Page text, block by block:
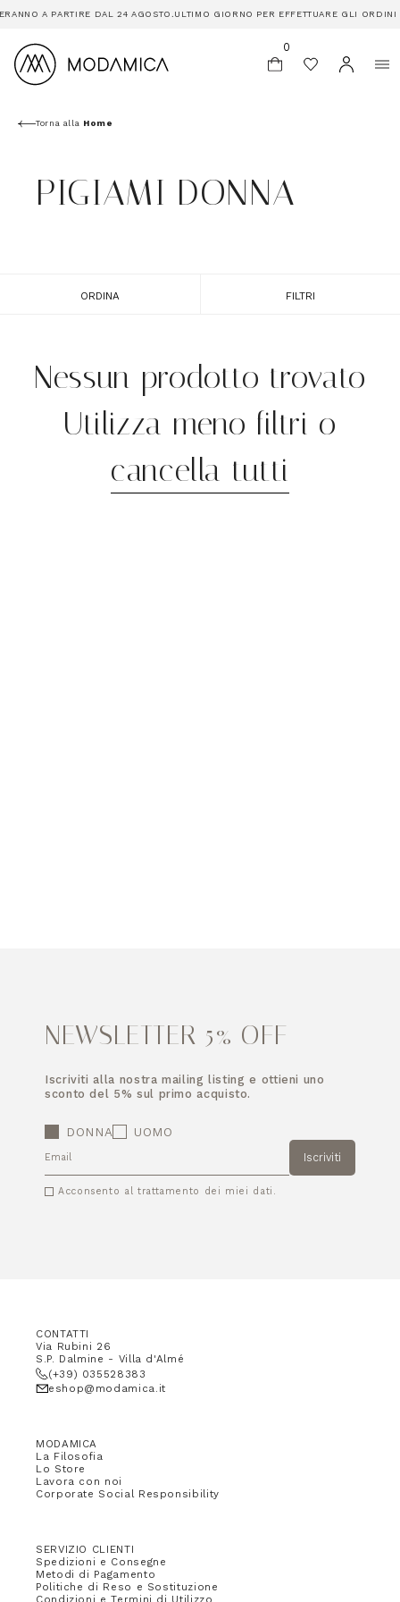
A PARTIRE DAL 24 AGOSTO.ULTIMO GIORNO PER EFFETTUARE GLI
0
PIGIAMI DONNA
Torna alla Home
ORDINA FILTRI
Nessun prodotto trovato
Utilizza meno filtri o
cancella tutti
NEWSLETTER 5% OFF
Iscriviti alla nostra mailing listing e ottieni uno
sconto del 5% sul primo acquisto.
DONNA UOMO
EMAIL Iscriviti
Acconsento al trattamento dei miei dati.
CONTATTI
Via Rubini 26
S.P. Dalmine - Villa d'Almé
(+39) 035528383
eshop@modamica.it
MODAMICA
La Filosofia
Lo Store
Lavora con noi
Corporate Social Responsibility
SERVIZIO CLIENTI
Spedizioni e Consegne
Metodi di Pagamento
Politiche di Reso e Sostituzione